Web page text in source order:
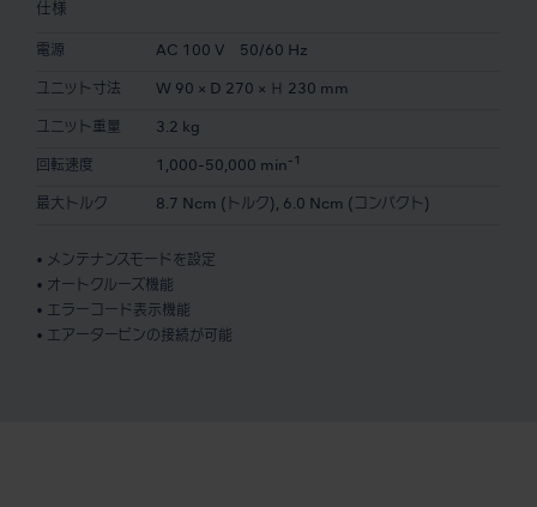
仕様
電源 AC 100 V 50/60 Hz
ユニット寸法 W 90 × D 270 × Ｈ 230 mm
ユニット重量 3.2 kg
回転速度 1,000-50,000 min -1
最大トルク 8.7 Ncm (トルク), 6.0 Ncm (コンパクト)
• メンテナンスモードを設定
• オートクルーズ機能
• エラーコード表示機能
• エアータービンの接続が可能